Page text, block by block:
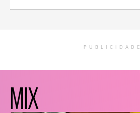
PUBLICIDADE
MIX